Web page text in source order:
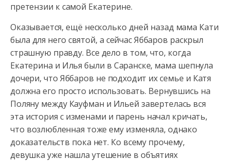
претензии к самой Екатерине.
Оказывается, ещё несколько дней назад мама Кати
была для него святой, а сейчас Яббаров раскрыл
страшную правду. Все дело в том, что, когда
Екатерина и Илья были в Саранске, мама шепнула
дочери, что Яббаров не подходит их семье и Катя
должна его просто использовать. Вернувшись на
Поляну между Кауфман и Ильей завертелась вся
эта история с изменами и парень начал кричать,
что возлюбленная тоже ему изменяла, однако
доказательств пока нет. Ко всему прочему,
девушка уже нашла утешение в объятиях